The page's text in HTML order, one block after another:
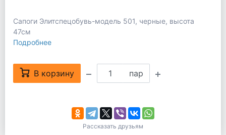
Сапоги Элитспецобувь-модель 501, черные, высота
47см
Подробнее
В корзину пар
Рассказать друзьям